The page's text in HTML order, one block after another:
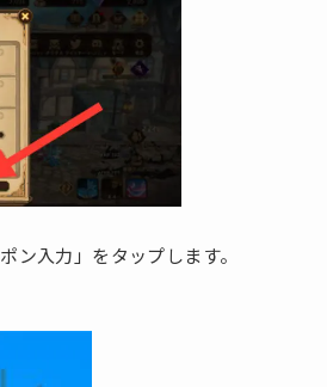
ン入力」をタップします。